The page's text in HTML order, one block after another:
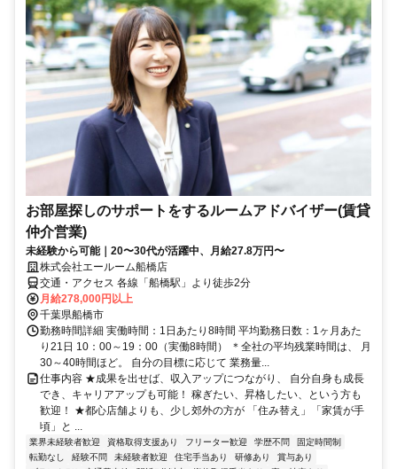
お部屋探しのサポートをするルームアドバイザー(賃貸
仲介営業)
未経験から可能｜20〜30代が活躍中、月給27.8万円〜
株式会社エールーム船橋店
交通・アクセス 各線「船橋駅」より徒歩2分
月給278,000円以上
千葉県船橋市
勤務時間詳細 実働時間：1日あたり8時間 平均勤務日数：1ヶ月あた
り21日 10：00～19：00（実働8時間） ＊全社の平均残業時間は、 月
30～40時間ほど。 自分の目標に応じて 業務量...
仕事内容 ★成果を出せば、収入アップにつながり、 自分自身も成長
でき、キャリアアップも可能！ 稼ぎたい、昇格したい、という方も
歓迎！ ★都心店舗よりも、少し郊外の方が 「住み替え」「家賃が手
頃」と ...
業界未経験者歓迎 資格取得支援あり フリーター歓迎 学歴不問
固定時間制
転勤なし
経験不問 未経験者歓迎 住宅手当あり 研修あり
賞与あり